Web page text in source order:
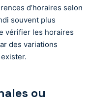
d’horaires selon
souvent plus
vérifier les horaires
des variations
ou